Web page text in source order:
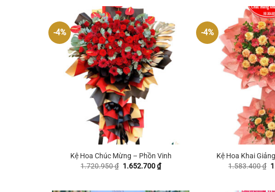
-4%
Kệ Hoa Chúc Mừng – Phồn Vinh
1.720.950₫ Giá
1.652.700₫Giá
-4%
Kệ Hoa Khai
1.583.400₫